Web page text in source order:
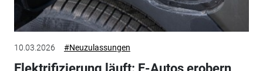
10.03.2026 #Neuzulassungen